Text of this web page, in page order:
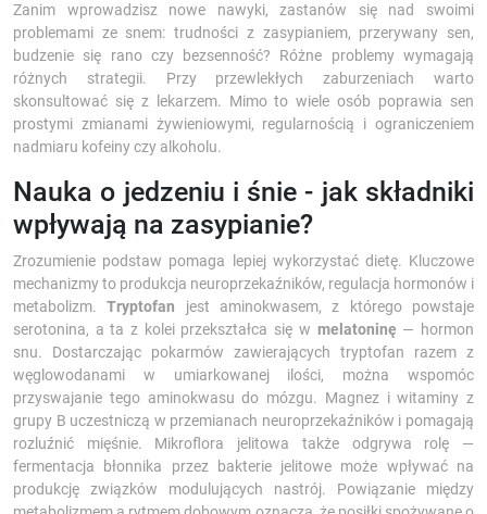
Zanim wprowadzisz nowe nawyki, zastanów się nad swoimi
problemami ze snem: trudności z zasypianiem, przerywany sen,
budzenie się rano czy bezsenność? Różne problemy wymagają
różnych strategii. Przy przewlekłych zaburzeniach warto
skonsultować się z lekarzem. Mimo to wiele osób poprawia sen
prostymi zmianami żywieniowymi, regularnością i ograniczeniem
nadmiaru kofeiny czy alkoholu.
Nauka o jedzeniu i śnie - jak składniki
wpływają na zasypianie?
Zrozumienie podstaw pomaga lepiej wykorzystać dietę. Kluczowe
mechanizmy to produkcja neuroprzekaźników, regulacja hormonów i
metabolizm.Tryptofan jest aminokwasem, z którego powstaje
serotonina, a ta z kolei przekształca się w melatoninę — hormon
snu. Dostarczając pokarmów zawierających tryptofan razem z
węglowodanami w umiarkowanej ilości, można wspomóc
przyswajanie tego aminokwasu do mózgu. Magnez i witaminy z
grupy B uczestniczą w przemianach neuroprzekaźników i pomagają
rozluźnić mięśnie. Mikroflora jelitowa także odgrywa rolę —
fermentacja błonnika przez bakterie jelitowe może wpływać na
produkcję związków modulujących nastrój. Powiązanie między